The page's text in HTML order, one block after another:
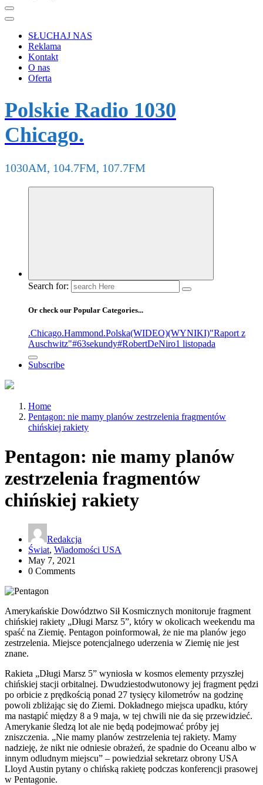
SŁUCHAJ NAS
Reklama
Kontakt
O nas
Oferta
Polskie Radio 1030
Chicago.
1030AM, 104.7FM, 107.7FM
Search for:
Or check our Popular Categories...
.Chicago.Hammond.Polska(WIDEO)(WYNIKI)"Raport z
Auschwitz"#63sekundy#RobertDeNiro1 listopada
Subscribe
Home
Pentagon: nie mamy planów zestrzelenia fragmentów
chińskiej rakiety
Pentagon: nie mamy planów
zestrzelenia fragmentów
chińskiej rakiety
Redakcja
Świat, Wiadomości USA
May 7, 2021
0 Comments
Amerykańskie Dowództwo Sił Kosmicznych monitoruje fragment
chińskiej rakiety „Długi Marsz 5”, który w okolicach weekendu ma
spaść na Ziemię. Pentagon poinformował, że nie ma planów jego
zestrzelenia. Miejsce potencjalnego uderzenia w Ziemię nie jest
znane.
Rakieta „Długi Marsz 5” wyniosła w kosmos elementy przyszłej
chińskiej stacji orbitalnej. Dwudziestodwutonowy jej fragment pędzi
po orbicie z prędkością ponad 27 tysięcy kilometrów na godzinę
powoli zbliżając się do Ziemi. Dokładnego miejsca upadku, który
ma nastąpić między 8 a 9 maja, w tej chwili nie da się przewidzieć.
Amerykanie śledzą lot ale nie będą podejmować próby jej
zniszczenia. „Nie mamy planów zestrzelenia tej rakiety. Mamy
nadzieję, że nikt nie odniesie obrażeń, że spadnie do Oceanu albo w
innym odludnym miejscu” – powiedział sekretarz obrony USA
Lloyd Austin pytany o chińską rakietę podczas konferencji prasowej
w Pentagonie.